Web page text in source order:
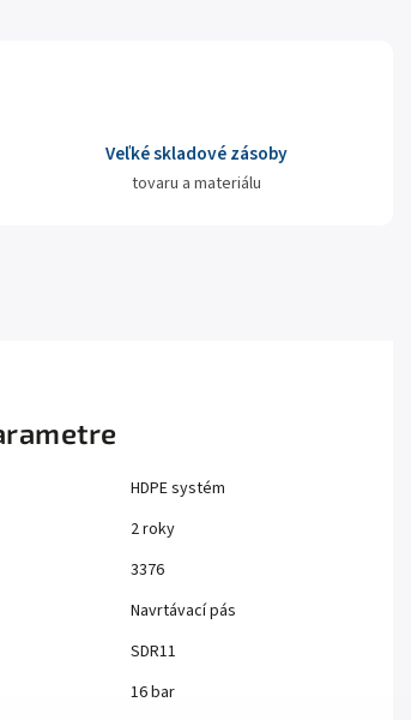
Veľké skladové zásoby
tovaru a materiálu
HDPE systém
2 roky
3376
Navrtávací pás
SDR11
16 bar